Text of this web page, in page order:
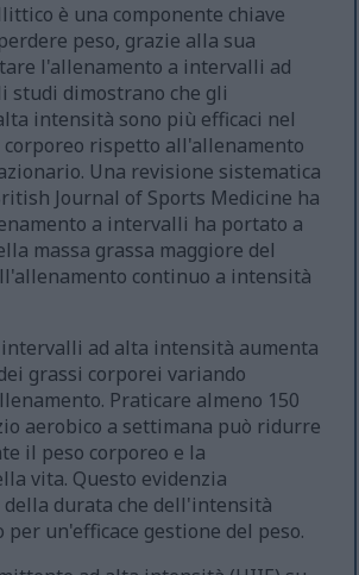
è una componente chiave
peso, grazie alla sua
l'allenamento a intervalli ad
studi dimostrano che gli
intensità sono più efficaci nel
rispetto all'allenamento
Una revisione sistematica
Journal of Sports Medicine ha
a intervalli ha portato a
massa grassa maggiore del
continuo a intensità
ad alta intensità aumenta
grassi corporei variando
Praticare almeno 150
aerobico a settimana può ridurre
il peso corporeo e la
vita. Questo evidenzia
durata che dell'intensità
un'efficace gestione del peso.